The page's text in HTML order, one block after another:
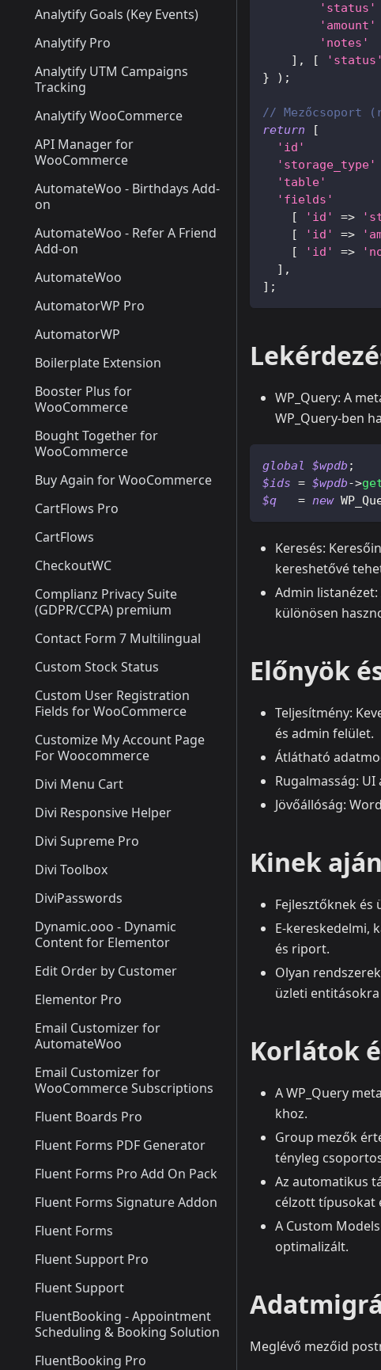
Analytify Goals (Key Events)
Analytify Pro
Analytify UTM Campaigns
Tracking
Analytify WooCommerce
API Manager for
WooCommerce
AutomateWoo - Birthdays Add-
on
AutomateWoo - Refer A Friend
Add-on
AutomateWoo
AutomatorWP Pro
AutomatorWP
Boilerplate Extension
Booster Plus for
WooCommerce
Bought Together for
WooCommerce
Buy Again for WooCommerce
CartFlows Pro
CartFlows
CheckoutWC
Complianz Privacy Suite
(GDPR/CCPA) premium
Contact Form 7 Multilingual
Custom Stock Status
Custom User Registration
Fields for WooCommerce
Customize My Account Page
For Woocommerce
Divi Menu Cart
Divi Responsive Helper
Divi Supreme Pro
Divi Toolbox
DiviPasswords
Dynamic.ooo - Dynamic
Content for Elementor
Edit Order by Customer
Elementor Pro
Email Customizer for
AutomateWoo
Email Customizer for
WooCommerce Subscriptions
Fluent Boards Pro
Fluent Forms PDF Generator
Fluent Forms Pro Add On Pack
Fluent Forms Signature Addon
Fluent Forms
Fluent Support Pro
Fluent Support
FluentBooking - Appointment
Scheduling & Booking Solution
FluentBooking Pro
'status'
'amount'
'notes'
] , [ 'status'
}
) ;
// Mezőcsoport
return
[
'id'
'storage_type'
'table'
'fields'
[
'id' =>
[
'id' =>
[
'id' =>
] ,
] ;
WP_Query: A
WP_Query-ben
global $wpdb ;
$ids = $wpdb->
$q
= new
Keresés:
kereshetővé
Admin
különösen
Előnyök
Teljesítmény:
és admin felület.
Átlátható
Rugalmasság:
Jövőállóság:
Kinek
Fejlesztőknek és
E-kereskedelmi,
és riport.
Olyan
üzleti
Korlátok
A WP_Query
khoz.
Group mezők
tényleg
Az automatikus
célzott típusokat
A Custom
optimalizált.
Meglévő mezőid